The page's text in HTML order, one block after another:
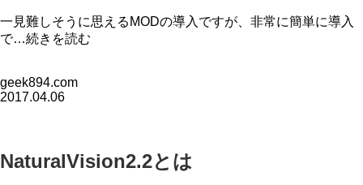
一見難しそうに思えるMODの導入ですが、非常に簡単に導入
で…続きを読む
geek894.com
2017.04.06
NaturalVision2.2とは